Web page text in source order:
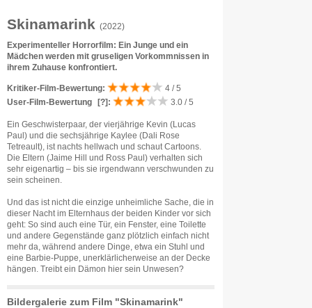
Skinamarink (2022)
Experimenteller Horrorfilm: Ein Junge und ein
Mädchen werden mit gruseligen Vorkommnissen in
ihrem Zuhause konfrontiert.
Kritiker-Film-Bewertung:
4 / 5
User-Film-Bewertung
[?] : 3.0 / 5
Ein Geschwisterpaar, der vierjährige Kevin (Lucas
Paul) und die sechsjährige Kaylee (Dali Rose
Tetreault), ist nachts hellwach und schaut Cartoons.
Die Eltern (Jaime Hill und Ross Paul) verhalten sich
sehr eigenartig – bis sie irgendwann verschwunden zu
sein scheinen.
Und das ist nicht die einzige unheimliche Sache, die in
dieser Nacht im Elternhaus der beiden Kinder vor sich
geht: So sind auch eine Tür, ein Fenster, eine Toilette
und andere Gegenstände ganz plötzlich einfach nicht
mehr da, während andere Dinge, etwa ein Stuhl und
eine Barbie-Puppe, unerklärlicherweise an der Decke
hängen. Treibt ein Dämon hier sein Unwesen?
Bildergalerie zum Film "Skinamarink"